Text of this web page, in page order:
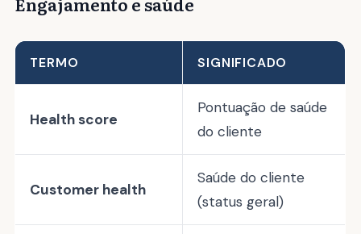
TERMO SIGNIFICADO
Health score
Pontuação de saúde
do cliente
Customer health
Saúde do cliente
(status geral)